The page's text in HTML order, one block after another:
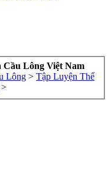
Lông Việt Nam
Lông > Tập Luyện Thể
>